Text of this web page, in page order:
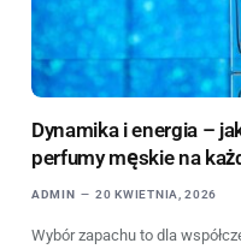
Dynamika i energia –
perfumy męskie na
ADMIN 20 KWIETNIA, 2026
Wybór zapachu to dla